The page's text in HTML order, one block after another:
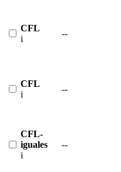
CFL
i
--
CFL
i
--
CFL-
iguales
i
--